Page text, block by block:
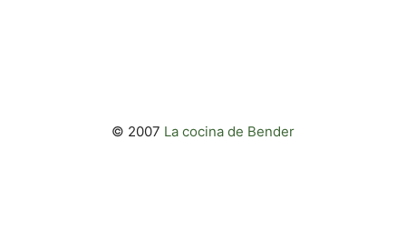
© 2007 La cocina de Bender